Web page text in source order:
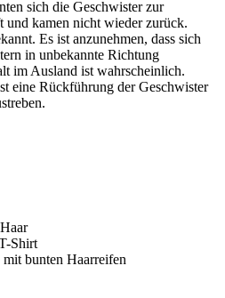
sich die Geschwister zur
und kamen nicht wieder zurück.
Es ist anzunehmen, dass sich
in unbekannte Richtung
im Ausland ist wahrscheinlich.
eine Rückführung der Geschwister
Shirt
bunten Haarreifen